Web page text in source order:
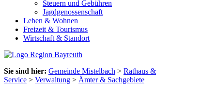
Steuern und Gebühren
Jagdgenossenschaft
Leben & Wohnen
Freizeit & Tourismus
Wirtschaft & Standort
Sie sind hier: Gemeinde Mistelbach > Rathaus &
Service > Verwaltung > Ämter & Sachgebiete